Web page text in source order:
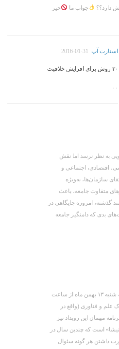
دارد؟؟ جواب ما
خیر
استارت آپ 2016-01-31
۳۰ روش برای افزایش خلاقیت
۰۰
به نظر نرسد اما نقش
اقتصادی، اجتماعی و
سازمان‌ها، به‌ویژه
متفاوت جامعه، باعث
گذشته، امروزه جایگاهی در
بدی که دامنگیر جامعه
سومین استارتاپ گرایند رشت، روز سه شنبه ۱۳ بهمن ماه از ساعت
پارک علم و فناوری (واقع در
مهمان این رویداد نیز
است که چندین سال در
داشتن هر گونه سئوال